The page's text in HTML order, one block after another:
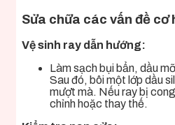
Sửa chữa các vấn đề cơ
Vệ sinh ray dẫn hướng:
Làm sạch bụi bẩn, dầu
Sau đó, bôi một lớp dầu
mượt mà. Nếu ray bị
chỉnh hoặc thay thế.